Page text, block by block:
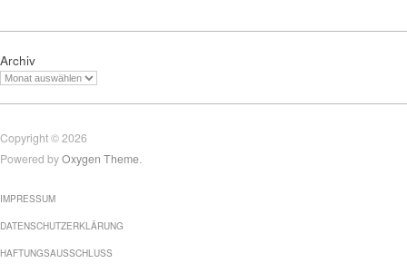
Archiv
Copyright © 2026
Powered byOxygen Theme.
IMPRESSUM
DATENSCHUTZERKLÄRUNG
HAFTUNGSAUSSCHLUSS